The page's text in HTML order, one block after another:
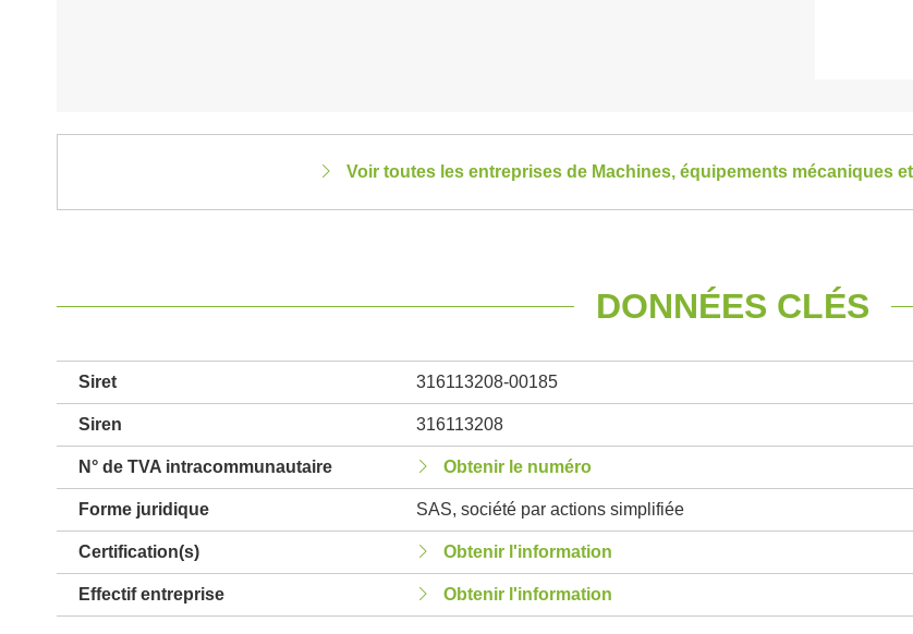
Voir toutes les entreprises de Machines, équipements mécaniques
DONNÉES CLÉS
Siret 316113208-00185
Siren 316113208
N° de TVA intracommunautaire Obtenir le numéro
Forme juridique SAS, société par actions simplifiée
Certification(s) Obtenir l'information
Effectif entreprise Obtenir l'information